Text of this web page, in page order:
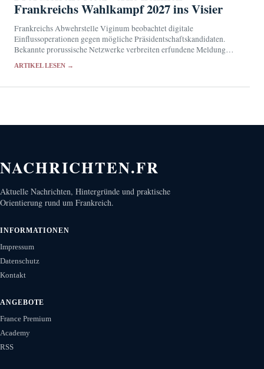
Frankreichs Wahlkampf 2027 ins Visier
Frankreichs Abwehrstelle Viginum beobachtet digitale
Einflussoperationen gegen mögliche Präsidentschaftskandidaten.
Bekannte prorussische Netzwerke verbreiten erfundene Meldungen,
ARTIKEL LESEN →
NACHRICHTEN.FR
Aktuelle Nachrichten, Hintergründe und praktische
Orientierung rund um Frankreich.
INFORMATIONEN
Impressum
Datenschutz
Kontakt
ANGEBOTE
France Premium
Academy
RSS